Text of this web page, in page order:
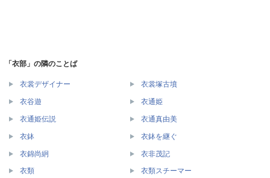
「衣部」の隣のことば
衣裳デザイナー 衣裳塚古墳
衣谷遊 衣通姫
衣通姫伝説 衣通真由美
衣鉢 衣鉢を継ぐ
衣錦尚絅 衣非茂記
衣類 衣類スチーマー